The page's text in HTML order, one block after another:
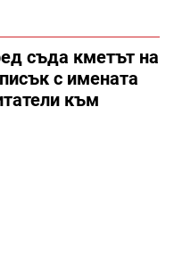
съда кметът на
с имената
към